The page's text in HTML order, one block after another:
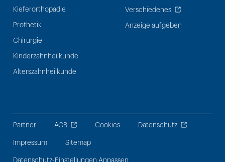
Kieferorthopädie
Prothetik
Chirurgie
Kinderzahnheilkunde
Alterszahnheilkunde
Verschiedenes
Anzeige aufgeben
Partner AGB Cookies Datenschutz
Impressum Sitemap
Datenschutz-Einstellungen Anpassen